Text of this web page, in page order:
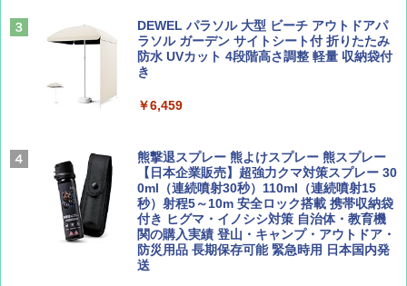
￥1,540
AIRLINE（エアライン）2026年9月号【特
￥1,760
BE-PAL(ビ-パル) 2026年 9 月号【特別付録:
SOTO ミニマル"旅"財布 ランダム2種】
￥1,500
パ
￥2,277
地球の歩き方 スター・ウォーズ
新しい日本地理 地図・統計・移動から読み
解く (講談社現代新書)
￥1,540
ENDLESS BASE 《めざましテレビで紹介》
テント ワンタッチ RENEW 幅200 2-3人用 43
[キャンパーズコレクション 山善] 傘みたいに
広げるだけ パッとサッとテント ブラックコ
ーティング フルクローズ メッシュ 3-4人用
簡単設置 ポップアップテント エクルベージ
ュ(BC仕様) PATC-150B(EB)
￥8,991
DEWEL パラソル 大型 ビーチ アウトドアパ
ラソル ガーデン サイトシート付 折りたたみ
防水 UVカット 4段階高さ調整 軽量 収納袋付
き
￥6,459
熊撃退スプレー 熊よけスプレー 熊スプレー
【日本企業販売】超強力クマ対策スプレー 30
0ml（連続噴射30秒）110ml（連続噴射15
秒）射程5～10m 安全ロック搭載 携帯収納袋
付き ヒグマ・イノシシ対策 自治体・教育機
関の購入実績 登山・キャンプ・アウトドア・
防災用品 長期保存可能 緊急時用 日本国内発
送